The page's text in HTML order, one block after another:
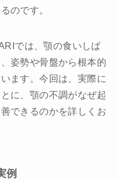
のです。
では、顎の食いしば
姿勢や骨盤から根本的
ます。今回は、実際に
に、顎の不調がなぜ起
できるのかを詳しくお
例